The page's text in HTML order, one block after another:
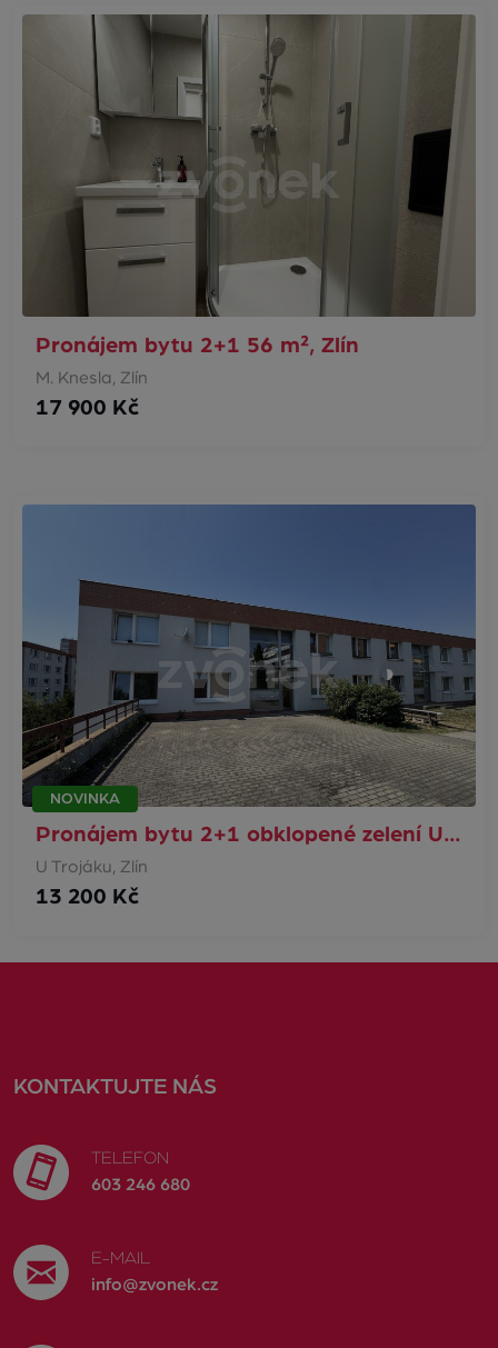
Pronájem bytu 2+1 56 m², Zlín
M. Knesla, Zlín
17 900 Kč
NOVINKA
Pronájem bytu 2+1 obklopené zelení U…
U Trojáku, Zlín
13 200 Kč
KONTAKTUJTE NÁS
TELEFON
603 246 680
E-MAIL
info@zvonek.cz